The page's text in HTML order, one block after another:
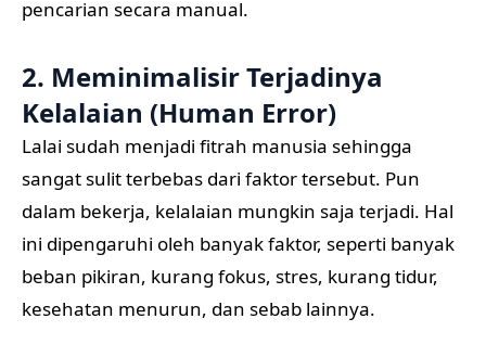
pencarian secara manual.
2. Meminimalisir Terjadinya
Kelalaian (Human Error)
Lalai sudah menjadi fitrah manusia sehingga
sangat sulit terbebas dari faktor tersebut. Pun
dalam bekerja, kelalaian mungkin saja terjadi. Hal
ini dipengaruhi oleh banyak faktor, seperti banyak
beban pikiran, kurang fokus, stres, kurang tidur,
kesehatan menurun, dan sebab lainnya.